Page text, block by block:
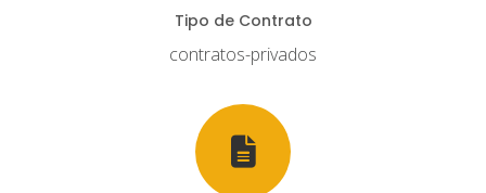
Tipo de Contrato
contratos-privados